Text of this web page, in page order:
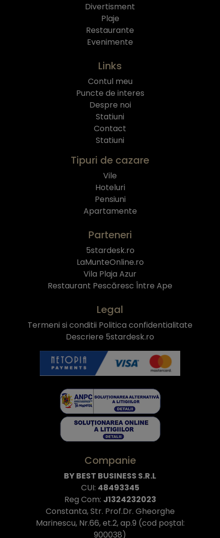
Divertisment
Plaje
Restaurante
Evenimente
Links
Contul meu
Puncte de interes
Despre noi
Statiuni
Contact
Statiuni
Tipuri de cazare
Vile
Hoteluri
Pensiuni
Apartamente
Parteneri
5stardesk.ro
LaMunteOnline.ro
Vila Plaja Azur
Restaurant Pescăresc Între Ape
Legal
Termeni si conditii Politica confidentialitate
Descriere 5stardesk.ro
Companie
BY BEST BUSINESS S.R.L
CUI: 48493345
Reg Com: J1324232023
Constanta, Str. Prof.Dr. Gheorghe
Marinescu, Nr.66, et.2, ap.9 (cod poștal:
900038)